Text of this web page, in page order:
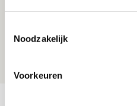
Noodzakelijk
Voorkeuren
Ajax zet
reist met